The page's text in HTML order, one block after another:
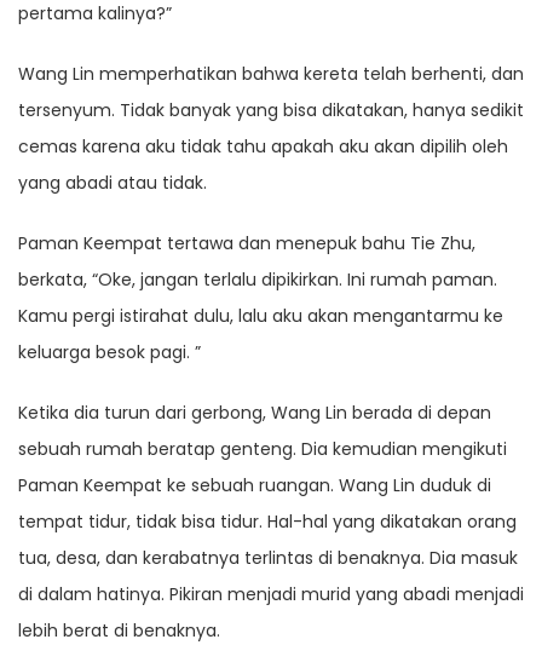
pertama kalinya?”
Wang Lin memperhatikan bahwa kereta telah berhenti, dan
tersenyum. Tidak banyak yang bisa dikatakan, hanya sedikit
cemas karena aku tidak tahu apakah aku akan dipilih oleh
yang abadi atau tidak.
Paman Keempat tertawa dan menepuk bahu Tie Zhu,
berkata, “Oke, jangan terlalu dipikirkan. Ini rumah paman.
Kamu pergi istirahat dulu, lalu aku akan mengantarmu ke
keluarga besok pagi. ”
Ketika dia turun dari gerbong, Wang Lin berada di depan
sebuah rumah beratap genteng. Dia kemudian mengikuti
Paman Keempat ke sebuah ruangan. Wang Lin duduk di
tempat tidur, tidak bisa tidur. Hal-hal yang dikatakan orang
tua, desa, dan kerabatnya terlintas di benaknya. Dia masuk
di dalam hatinya. Pikiran menjadi murid yang abadi menjadi
lebih berat di benaknya.